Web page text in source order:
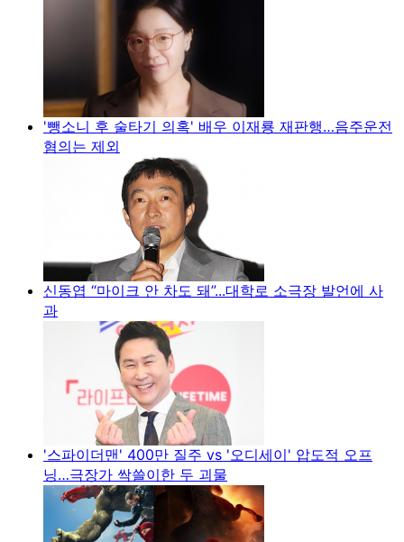
'뺑소니 후 술타기 의혹' 배우 이재룡 재판행…음주운전
혐의는 제외
신동엽 “마이크 안 차도 돼”...대학로 소극장 발언에 사
과
'스파이더맨' 400만 질주 vs '오디세이' 압도적 오프
닝…극장가 싹쓸이한 두 괴물